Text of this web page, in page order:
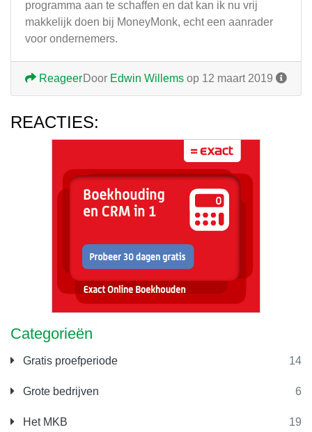
Categorieën
Gratis proefperiode 14
Grote bedrijven 6
Het MKB 19
programma aan te schaffen en dat kan ik nu vrij
makkelijk doen bij MoneyMonk, echt een aanrader
voor ondernemers.
Door Edwin Willems op 12 maart 2019
Reageer
REACTIES: